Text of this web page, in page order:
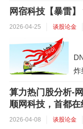
港
果
结
于
网宿科技【暴雷】
2026-04-25 谈股论金
炸
比
是
算力热门股分析-
顺网科技，首都在
2026-04-08 谈股论金